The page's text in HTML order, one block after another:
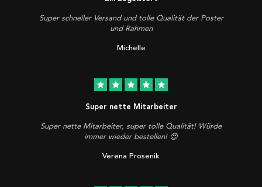
Super schneller Versand und tolle Qualität der Poster
und Rahmen
Michelle
star star star star star
Super nette Mitarbeiter
Super nette Mitarbeiter, super tolle Qualität! Würde
immer wieder bestellen! 😍
Verena Prosenik